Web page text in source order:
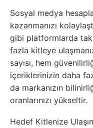
Sosyal medya
kazanmanızı
gibi platformlarda
fazla kitleye
sayısı, hem
içeriklerinizin daha
da markanızın
oranlarınızı yükseltir.
Hedef Kitlenize Ulaşın